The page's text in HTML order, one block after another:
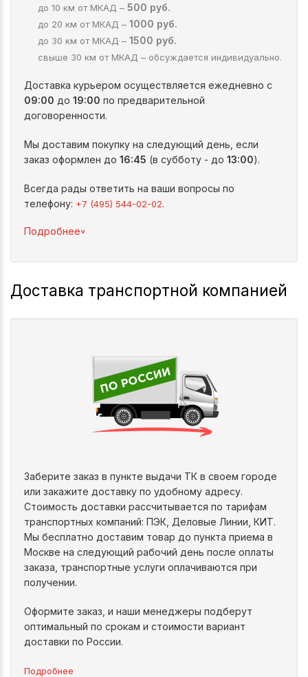
до 10 км от МКАД – 500 руб.
до 20 км от МКАД – 1000 руб.
до 30 км от МКАД – 1500 руб.
свыше 30 км от МКАД – обсуждается индивидуально.
Доставка курьером осуществляется ежедневно с
09:00 до 19:00 по предварительной
договоренности.
Мы доставим покупку на следующий день, если
заказ оформлен до 16:45 (в субботу - до 13:00).
Всегда рады ответить на ваши вопросы по
телефону: +7 (495) 544-02-02.
Подробнее^
Доставка транспортной компанией
Заберите заказ в пункте выдачи ТК в своем городе
или закажите доставку по удобному адресу.
Стоимость доставки рассчитывается по тарифам
транспортных компаний: ПЭК, Деловые Линии, КИТ.
Мы бесплатно доставим товар до пункта приема в
Москве на следующий рабочий день после оплаты
заказа, транспортные услуги оплачиваются при
получении.
Оформите заказ, и наши менеджеры подберут
оптимальный по срокам и стоимости вариант
доставки по России.
Подробнее